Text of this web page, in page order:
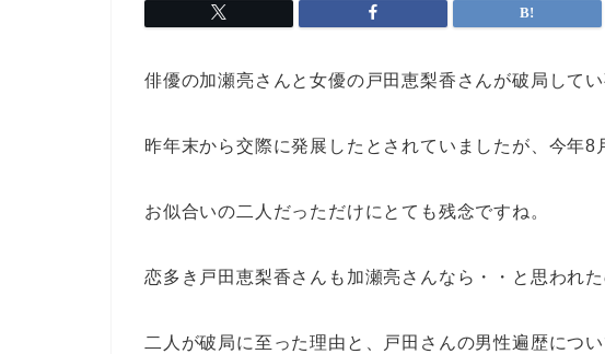
俳優の加瀬亮さんと女優の戸田恵梨香さんが破局してい
昨年末から交際に発展したとされていましたが、今年8
お似合いの二人だっただけにとても残念ですね。
恋多き戸田恵梨香さんも加瀬亮さんなら・・と思われ
二人が破局に至った理由と、戸田さんの男性遍歴につい